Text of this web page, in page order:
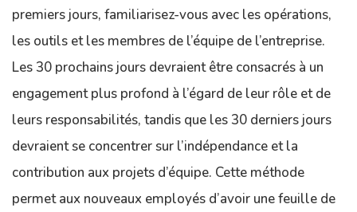
premiers jours, familiarisez-vous avec les opérations,
les outils et les membres de l’équipe de l’entreprise.
Les 30 prochains jours devraient être consacrés à un
engagement plus profond à l’égard de leur rôle et de
leurs responsabilités, tandis que les 30 derniers jours
devraient se concentrer sur l’indépendance et la
contribution aux projets d’équipe. Cette méthode
permet aux nouveaux employés d’avoir une feuille de